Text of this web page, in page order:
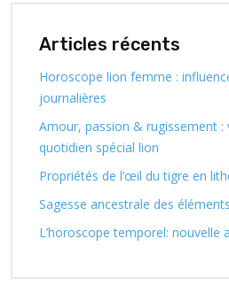
Articles récents
Horoscope lion femme :
journalières
Amour, passion & rugissement
quotidien spécial lion
Propriétés de l’œil du tigre en
Sagesse ancestrale des
L’horoscope temporel: nouvelle